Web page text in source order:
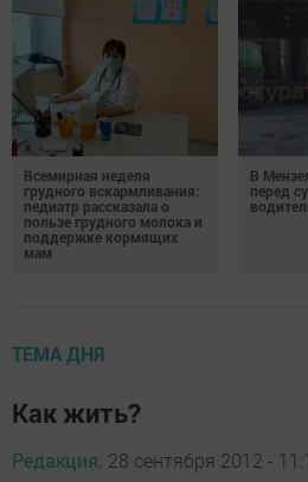
Всемирная неделя
грудного вскармливания:
педиатр рассказала о
пользе грудного молока и
поддержке кормящих
мам
В
перед
ТЕМА ДНЯ
Как жить?
Редакция, 28 сентября 2012 -